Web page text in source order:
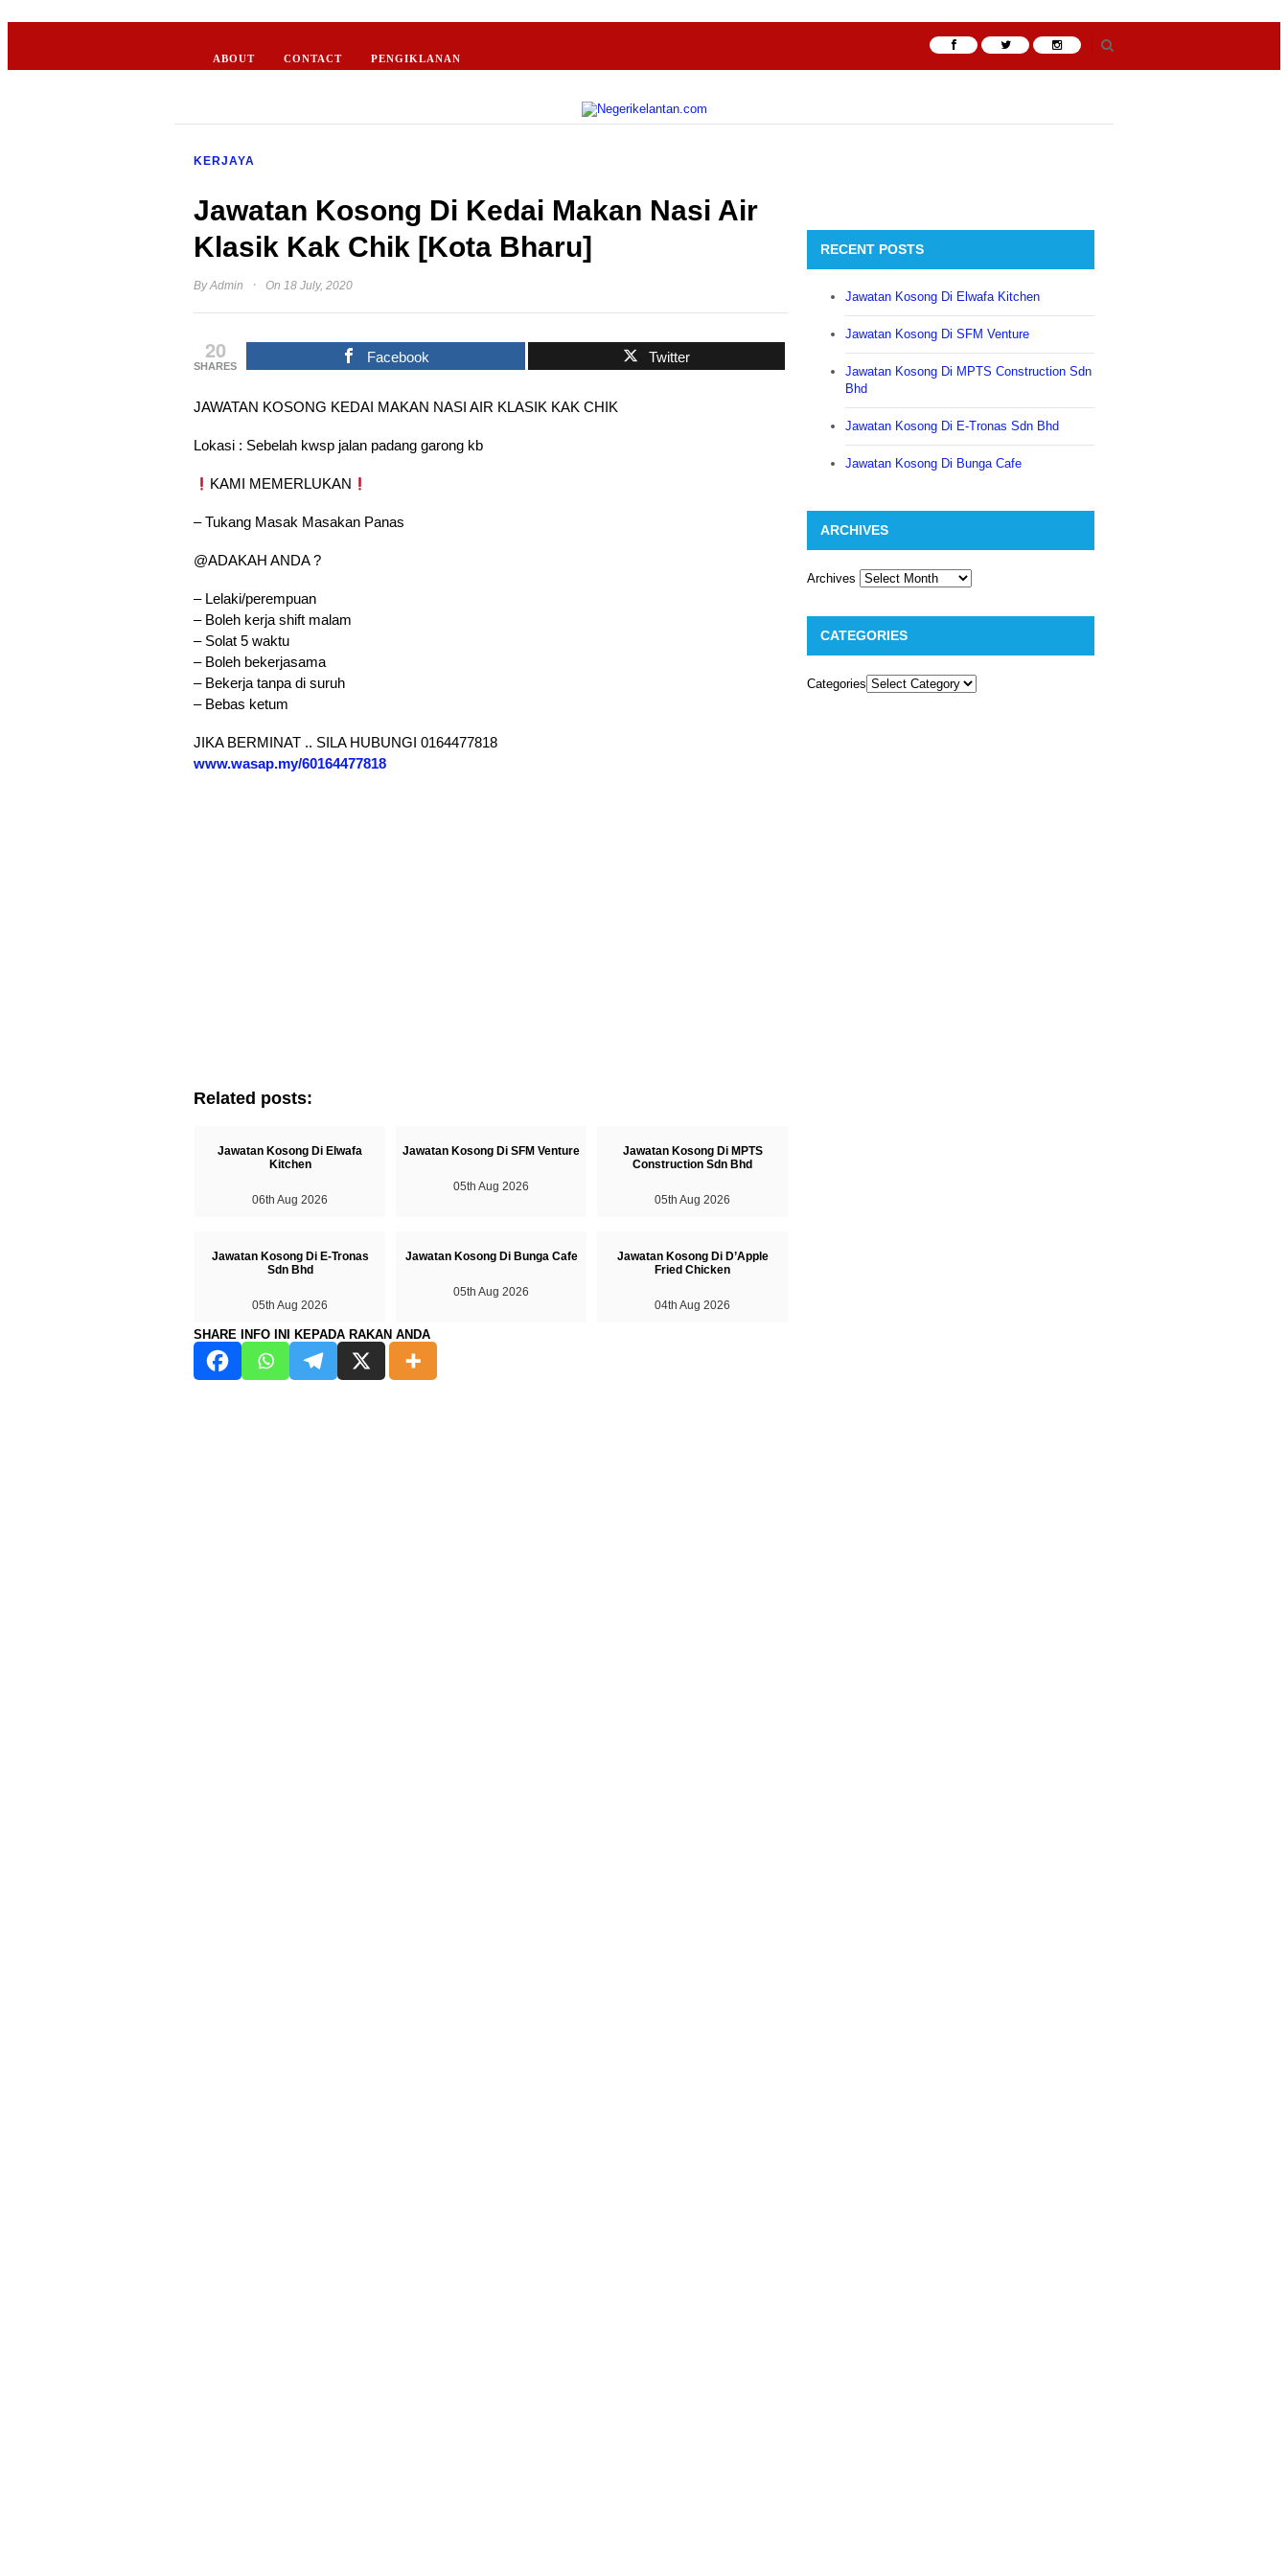
ABOUT CONTACT PENGIKLANAN
KERJAYA
Jawatan Kosong Di Kedai Makan Nasi Air
Klasik Kak Chik [Kota Bharu]
ByAdmin · On 18 July, 2020
20
SHARES
Facebook Twitter
JAWATAN KOSONG KEDAI MAKAN NASI AIR KLASIK KAK CHIK
Lokasi : Sebelah kwsp jalan padang garong kb
KAMI MEMERLUKAN
– Tukang Masak Masakan Panas
@ADAKAH ANDA ?
– Lelaki/perempuan
– Boleh kerja shift malam
– Solat 5 waktu
– Boleh bekerjasama
– Bekerja tanpa di suruh
– Bebas ketum
JIKA BERMINAT .. SILA HUBUNGI 0164477818
www.wasap.my/60164477818
Related posts:
Jawatan Kosong Di Elwafa
Kitchen
06th Aug 2026
Jawatan Kosong Di SFM Venture
05th Aug 2026
Jawatan Kosong Di MPTS
Construction Sdn Bhd
05th Aug 2026
Jawatan Kosong Di E-Tronas
Sdn Bhd
05th Aug 2026
Jawatan Kosong Di Bunga Cafe
05th Aug 2026
Jawatan Kosong Di D’Apple
Fried Chicken
04th Aug 2026
SHARE INFO INI KEPADA RAKAN ANDA
RECENT POSTS
Jawatan Kosong Di Elwafa Kitchen
Jawatan Kosong Di SFM Venture
Jawatan Kosong Di MPTS Construction Sdn
Bhd
Jawatan Kosong Di E-Tronas Sdn Bhd
Jawatan Kosong Di Bunga Cafe
ARCHIVES
Archives
CATEGORIES
Categories